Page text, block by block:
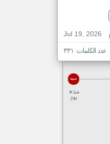
Jul 19, 2026
عدد الكلمات: ٣٣١
منذ ١٧
يوم